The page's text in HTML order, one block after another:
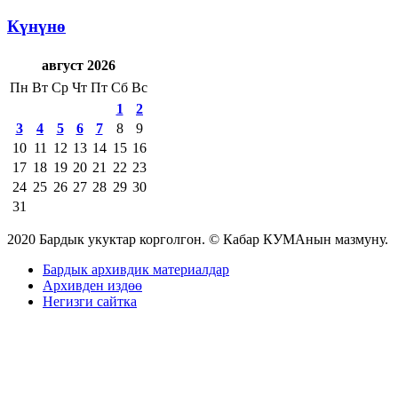
Күнүнө
август 2026
Пн Вт Ср Чт Пт Сб Вс
1
2
3
4 5 6 7 8
9
10 11 12 13 14 15 16
17 18 19 20 21 22 23
24 25 26 27 28 29 30
31
2020 Бардык укуктар корголгон. © Кабар КУМАнын мазмуну.
Бардык архивдик материалдар
Архивден издөө
Негизги сайтка